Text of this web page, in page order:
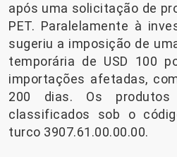
após uma solicitação de
PET. Paralelamente à
sugeriu a imposição de
temporária de USD 100
importações afetadas,
200 dias. Os
classificados sob o
turco 3907.61.00.00.00.